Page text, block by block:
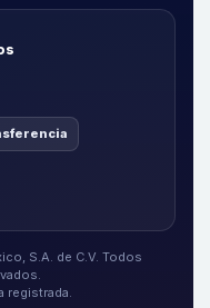
S.A. de C.V. Todos
registrada.